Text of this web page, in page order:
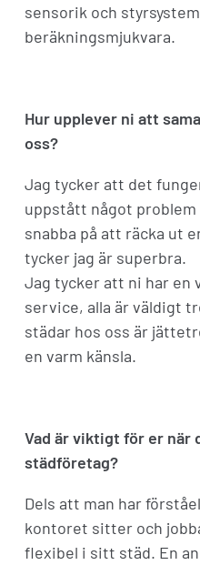
sensorik och
beräkningsmjukvara.
Hur upplever ni att
oss?
Jag tycker att det
uppstått något
snabba på att räcka ut
tycker jag är superbra.
Jag tycker att ni har en
service, alla är väldigt
städar hos oss är
en varm känsla.
Vad är viktigt för er när
städföretag?
Dels att man har
kontoret sitter och
flexibel i sitt städ. En